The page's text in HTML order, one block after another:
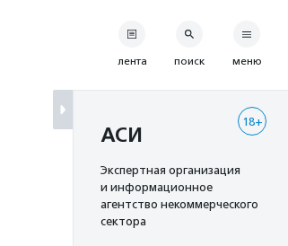
лента поиск меню
18+
АСИ
Экспертная организация
и информационное
агентство некоммерческого
сектора